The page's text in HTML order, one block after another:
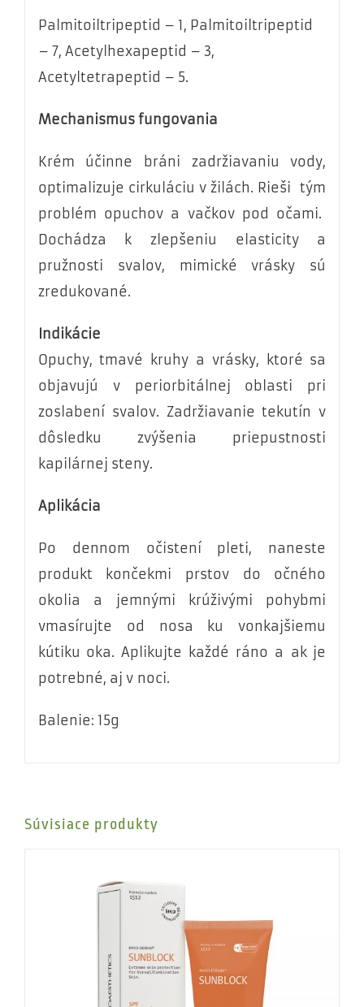
Palmitoiltripeptid – 1, Palmitoiltripeptid
– 7, Acetylhexapeptid – 3,
Acetyltetrapeptid – 5.
Mechanismus fungovania
Krém účinne bráni zadržiavaniu vody,
optimalizuje cirkuláciu v žilách. Rieši tým
problém opuchov a vačkov pod očami.
Dochádza k zlepšeniu elasticity a
pružnosti svalov, mimické vrásky sú
zredukované.
Indikácie
Opuchy, tmavé kruhy a vrásky, ktoré sa
objavujú v periorbitálnej oblasti pri
zoslabení svalov. Zadržiavanie tekutín v
dôsledku zvýšenia priepustnosti
kapilárnej steny.
Aplikácia
Po dennom očistení pleti, naneste
produkt končekmi prstov do očného
okolia a jemnými krúživými pohybmi
vmasírujte od nosa ku vonkajšiemu
kútiku oka. Aplikujte každé ráno a ak je
potrebné, aj v noci.
Balenie: 15g
Súvisiace produkty